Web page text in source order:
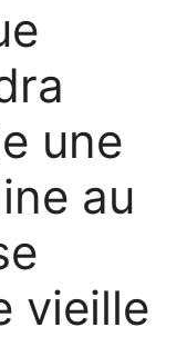
une
au
vieille